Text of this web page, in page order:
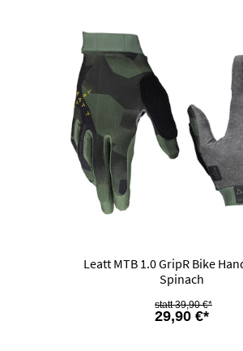
Leatt MTB 1.0 GripR Bike
Spinach
29,90 €*
39,90 €*